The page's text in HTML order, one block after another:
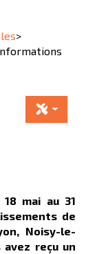
>
mai au 31
de
Noisy-le-
avez reçu un